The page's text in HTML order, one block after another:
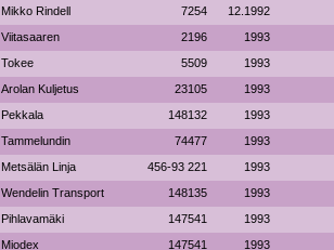
Mikko Rindell 7254 12.1992
Viitasaaren 2196 1993
Tokee 5509 1993
Arolan Kuljetus 23105 1993
Pekkala 148132 1993
Tammelundin 74477 1993
Metsälän Linja 456-93 221 1993
Wendelin Transport 148135 1993
Pihlavamäki 147541 1993
Miodex 147541 1993